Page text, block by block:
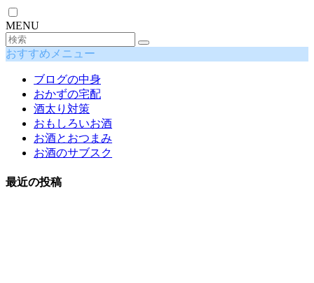
MENU
おすすめメニュー
ブログの中身
おかずの宅配
酒太り対策
おもしろいお酒
お酒とおつまみ
お酒のサブスク
最近の投稿